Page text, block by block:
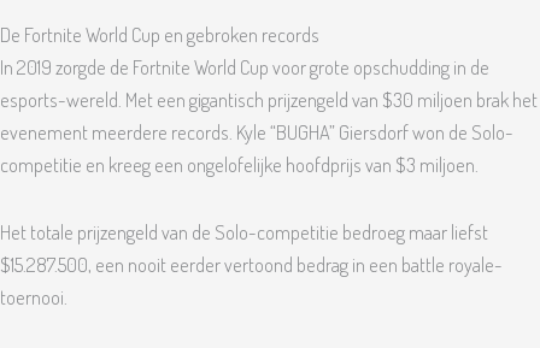
De Fortnite World Cup en gebroken records
In 2019 zorgde de Fortnite World Cup voor grote opschudding in de
esports-wereld. Met een gigantisch prijzengeld van $30 miljoen brak het
evenement meerdere records. Kyle “BUGHA” Giersdorf won de Solo-
competitie en kreeg een ongelofelijke hoofdprijs van $3 miljoen.
Het totale prijzengeld van de Solo-competitie bedroeg maar liefst
$15.287.500, een nooit eerder vertoond bedrag in een battle royale-
toernooi.